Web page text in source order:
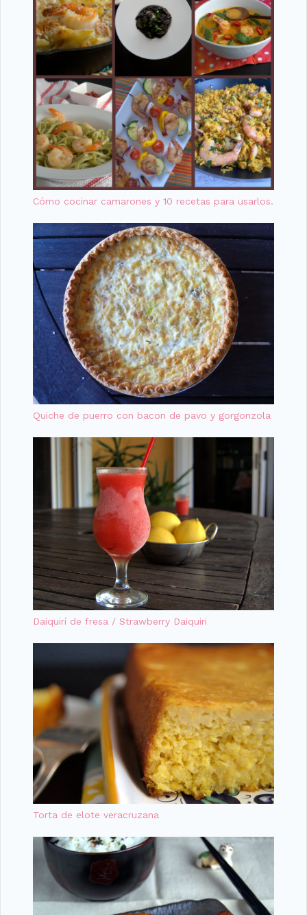
Cómo cocinar camarones y 10 recetas para usarlos.
Quiche de puerro con bacon de pavo y gorgonzola
Daiquirí de fresa / Strawberry Daiquiri
Torta de elote veracruzana